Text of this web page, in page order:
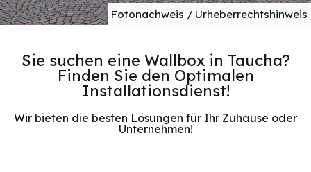
Fotonachweis / Urheberrechtshinweis
Sie suchen eine Wallbox in Taucha?
Finden Sie den Optimalen
Installationsdienst!
Wir bieten die besten Lösungen für Ihr Zuhause oder
Unternehmen!